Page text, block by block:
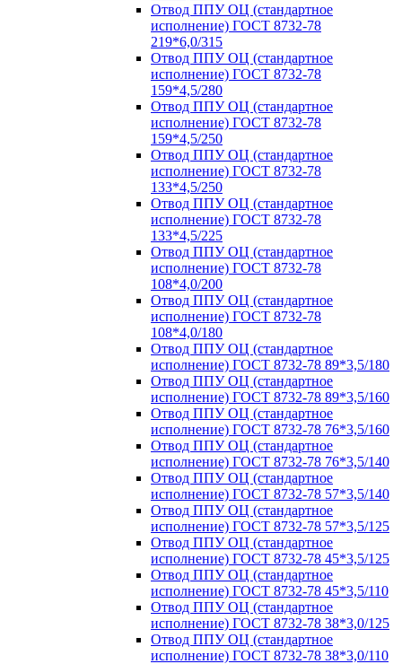
Отвод ППУ ОЦ (стандартное
исполнение) ГОСТ 8732-78
219*6,0/315
Отвод ППУ ОЦ (стандартное
исполнение) ГОСТ 8732-78
159*4,5/280
Отвод ППУ ОЦ (стандартное
исполнение) ГОСТ 8732-78
159*4,5/250
Отвод ППУ ОЦ (стандартное
исполнение) ГОСТ 8732-78
133*4,5/250
Отвод ППУ ОЦ (стандартное
исполнение) ГОСТ 8732-78
133*4,5/225
Отвод ППУ ОЦ (стандартное
исполнение) ГОСТ 8732-78
108*4,0/200
Отвод ППУ ОЦ (стандартное
исполнение) ГОСТ 8732-78
108*4,0/180
Отвод ППУ ОЦ (стандартное
исполнение) ГОСТ 8732-78 89*3,5/180
Отвод ППУ ОЦ (стандартное
исполнение) ГОСТ 8732-78 89*3,5/160
Отвод ППУ ОЦ (стандартное
исполнение) ГОСТ 8732-78 76*3,5/160
Отвод ППУ ОЦ (стандартное
исполнение) ГОСТ 8732-78 76*3,5/140
Отвод ППУ ОЦ (стандартное
исполнение) ГОСТ 8732-78 57*3,5/140
Отвод ППУ ОЦ (стандартное
исполнение) ГОСТ 8732-78 57*3,5/125
Отвод ППУ ОЦ (стандартное
исполнение) ГОСТ 8732-78 45*3,5/125
Отвод ППУ ОЦ (стандартное
исполнение) ГОСТ 8732-78 45*3,5/110
Отвод ППУ ОЦ (стандартное
исполнение) ГОСТ 8732-78 38*3,0/125
Отвод ППУ ОЦ (стандартное
исполнение) ГОСТ 8732-78 38*3,0/110